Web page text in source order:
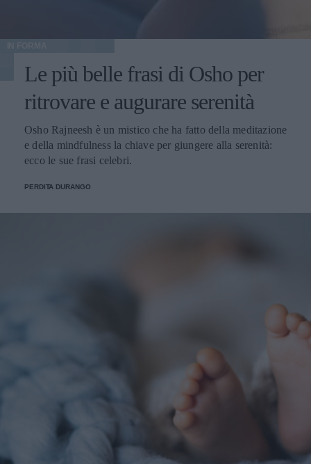
Le più belle frasi di Osho per
ritrovare e augurare serenità
Osho Rajneesh è un mistico che ha fatto della meditazione
e della mindfulness la chiave per giungere alla serenità:
ecco le sue frasi celebri.
PERDITA DURANGO